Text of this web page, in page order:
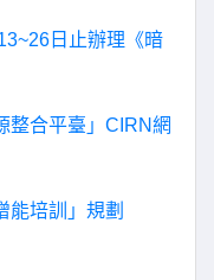
日止辦理《暗
整合平臺」CIRN網
能培訓」規劃